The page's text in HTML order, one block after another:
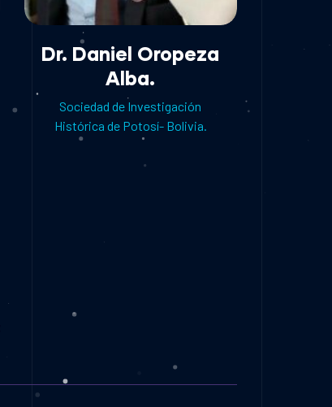
Dr. Daniel Oropeza
Alba.
Sociedad de Investigación
Histórica de Potosí- Bolivia.